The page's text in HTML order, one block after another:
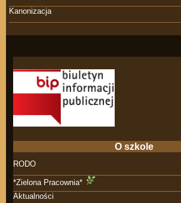
Kanonizacja
O szkole
RODO
*Zielona Pracownia*
Aktualności